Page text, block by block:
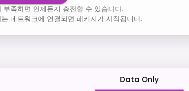
부족하면 언제든지 충전할 수 있습니다.
네트워크에 연결되면 패키지가 시작됩니다.
Data Only